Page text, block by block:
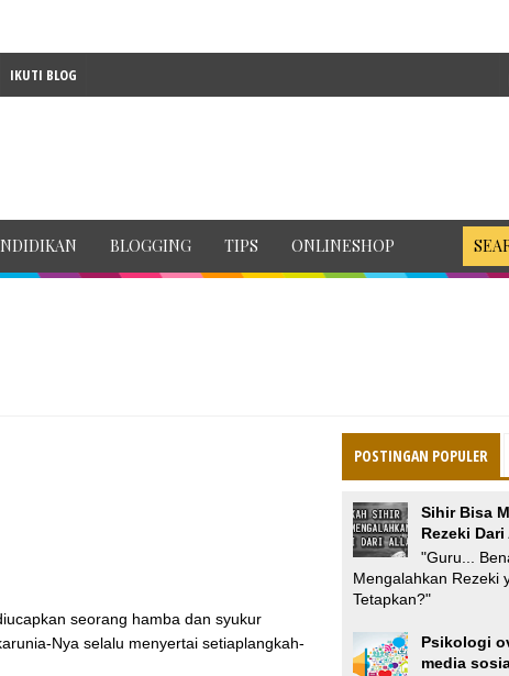
IKUTI BLOG
BLOGGING TIPS ONLINESHOP
seorang hamba dan syukur
Nya selalu menyertai setiaplangkah-
POSTINGAN POPULER
Sihir Bisa
Rezeki Dari
"Guru...
Mengalahkan Rezeki
Tetapkan?"
Psikologi
media